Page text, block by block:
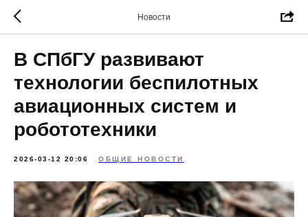
Новости
В СПбГУ развивают
технологии беспилотных
авиационных систем и
робототехники
2026-03-12 20:06 ОБЩИЕ НОВОСТИ